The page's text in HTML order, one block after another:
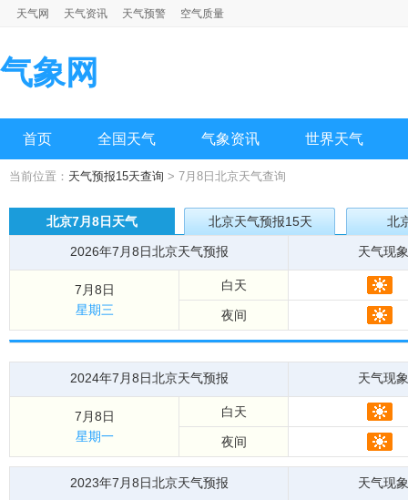
天气网 天气资讯 天气预警 空气质量
气象网
首页 全国天气 气象资讯 世界天气
当前位置： 天气预报15天查询 > 7月8日北京天气查询
北京7月8日天气 北京天气预报15天 北
2026年7月8日北京天气预报 天气现象
7月8日
星期三
白天
夜间
2024年7月8日北京天气预报 天气现象
7月8日
星期一
白天
夜间
2023年7月8日北京天气预报 天气现象